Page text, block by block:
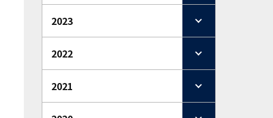
2023
2022
2021